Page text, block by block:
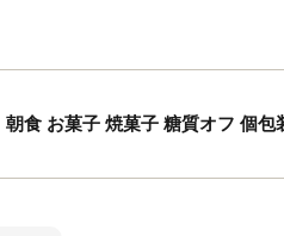
食 お菓子 焼菓子 糖質オフ 個包